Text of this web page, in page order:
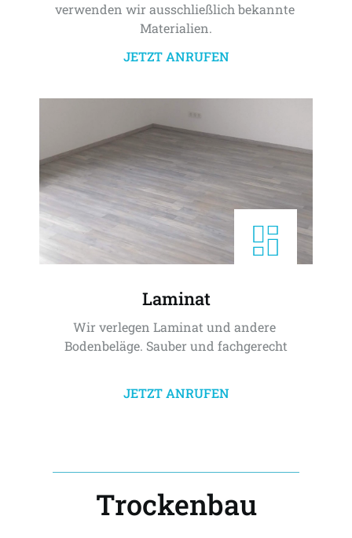
verwenden wir ausschließlich bekannte
Materialien.
JETZT ANRUFEN
Laminat
Wir verlegen Laminat und andere
Bodenbeläge. Sauber und fachgerecht
JETZT ANRUFEN
Trockenbau